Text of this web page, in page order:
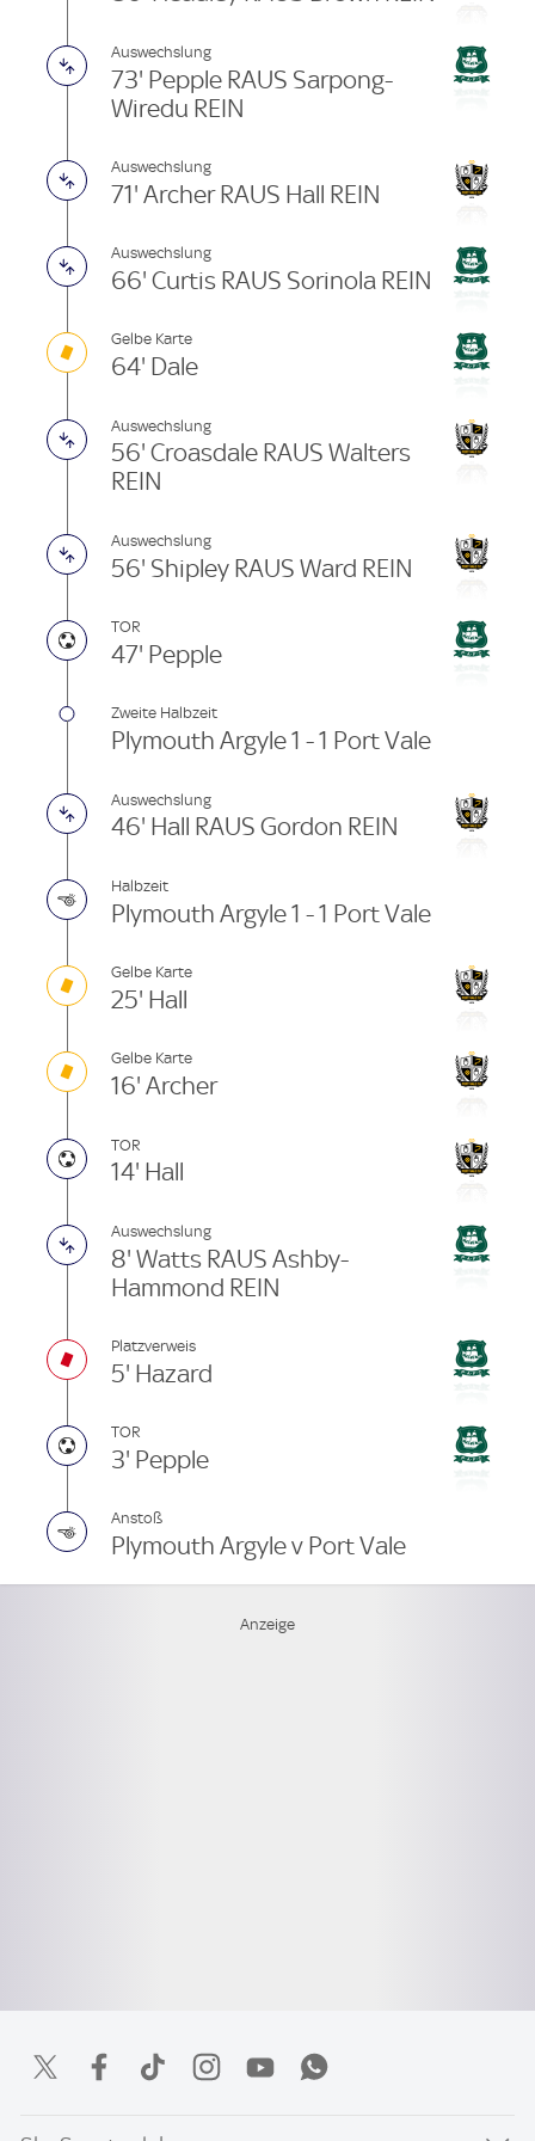
Auswechslung
73' Pepple RAUS Sarpong-
Wiredu REIN
Auswechslung
71' Archer RAUS Hall REIN
Auswechslung
66' Curtis RAUS Sorinola REIN
Gelbe Karte
64' Dale
Auswechslung
56' Croasdale RAUS Walters
REIN
Auswechslung
56' Shipley RAUS Ward REIN
TOR
47' Pepple
Zweite Halbzeit
Plymouth Argyle 1 - 1 Port Vale
Auswechslung
46' Hall RAUS Gordon REIN
Halbzeit
Plymouth Argyle 1 - 1 Port Vale
Gelbe Karte
25' Hall
Gelbe Karte
16' Archer
TOR
14' Hall
Auswechslung
8' Watts RAUS Ashby-
Hammond REIN
Platzverweis
5' Hazard
TOR
3' Pepple
Anstoß
Plymouth Argyle v Port Vale